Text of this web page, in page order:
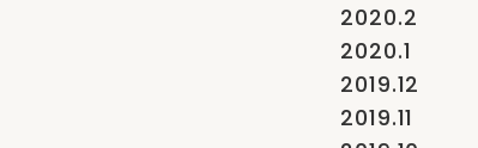
2020.2
2020.1
2019.12
2019.11